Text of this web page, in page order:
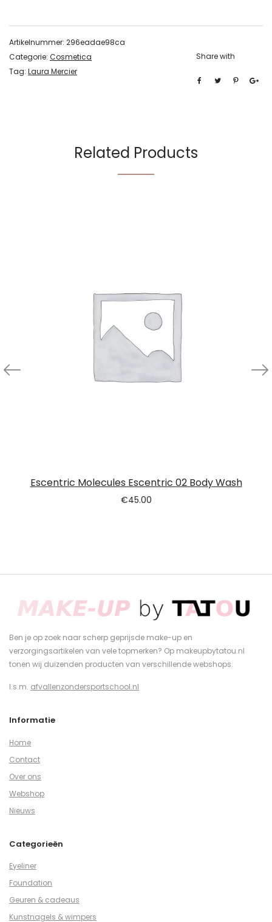
Artikelnummer: 296eadae98ca
Categorie: Cosmetica
Tag: Laura Mercier
Share with
Related Products
Escentric Molecules Escentric 02 Body Wash
€45.00
Ben je op zoek naar scherp geprijsde make-up en
verzorgingsartikelen van vele topmerken? Op makeupbytatou.nl
tonen wij duizenden producten van verschillende webshops.
I.s.m. afvallenzondersportschool.nl
Informatie
Home
Contact
Over ons
Webshop
Nieuws
Categorieën
Eyeliner
Foundation
Geuren & cadeaus
Kunstnagels & wimpers